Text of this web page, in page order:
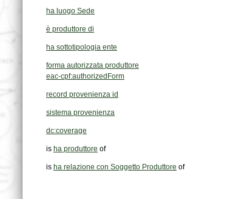
ha luogo Sede
è produttore di
ha sottotipologia ente
forma autorizzata produttore
eac-cpf:authorizedForm
record provenienza id
sistema provenienza
dc:coverage
is ha produttore of
is ha relazione con Soggetto Produttore of